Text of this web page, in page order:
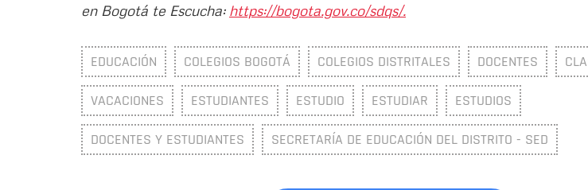
en Bogotá te Escucha: https://bogota.gov.co/sdqs/.
EDUCACIÓN COLEGIOS BOGOTÁ COLEGIOS DISTRITALES DOCENTES
VACACIONES ESTUDIANTES ESTUDIO ESTUDIAR ESTUDIOS
DOCENTES Y ESTUDIANTES SECRETARÍA DE EDUCACIÓN DEL DISTRITO - SED